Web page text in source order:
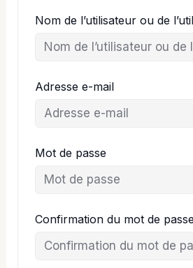
Nom de l’utilisateur ou de
Adresse e-mail
Mot de passe
Confirmation du mot de passe